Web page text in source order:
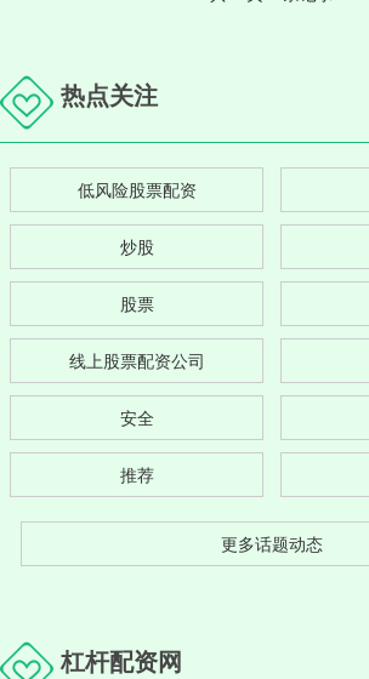
热点关注
低风险股票配资
炒股
股票
线上股票配资公司
安全
推荐
更多话题动态
杠杆配资网